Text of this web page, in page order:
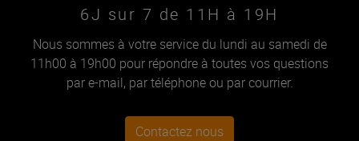
6J sur 7 de 11H à 19H
Nous sommes à votre service du lundi au samedi de
11h00 à 19h00 pour répondre à toutes vos questions
par e-mail, par téléphone ou par courrier.
Contactez nous